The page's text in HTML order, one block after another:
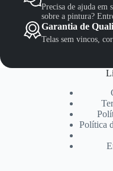
Precisa de ajuda em
sobre a pintura?
Garantia de
Telas sem vincos,
Política